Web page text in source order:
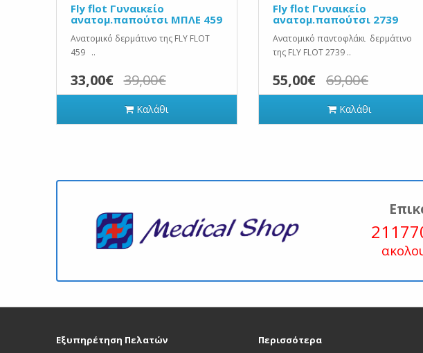
Fly flot Γυναικείο
ανατομ.παπούτσι ΜΠΛΕ 459
Ανατομικό δερμάτινο της FLY FLOT
459 ..
33,00€ 39,00€
Καλάθι
Fly flot Γυναικείο
ανατομ.παπούτσι 2739
Ανατομικό παντοφλάκι δερμάτινο
της FLY FLOT 2739 ..
55,00€ 69,00€
Καλάθι
Εξυπηρέτηση Πελατών Περισσότερα